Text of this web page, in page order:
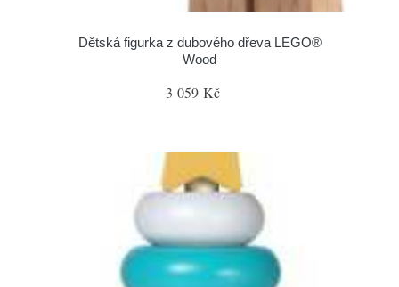
Dětská figurka z dubového dřeva LEGO®
Wood
3 059 Kč